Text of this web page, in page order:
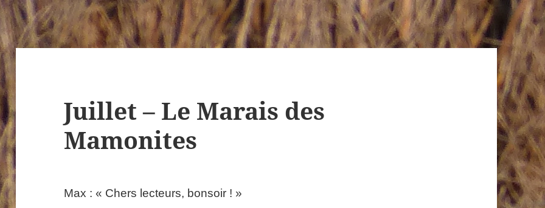
Juillet – Le Marais des
Mamonites
Max : « Chers lecteurs, bonsoir ! »